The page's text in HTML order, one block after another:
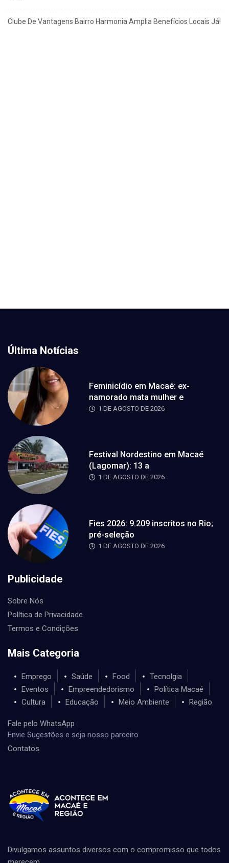
Clube De Vantagens Bairro Harmonia Amplia Benefícios Locais Já!
Última Notícias
Feminicídio em Macaé: ex-
namorado mata mulher e
1 DE AGOSTO DE 2026
Festival Nordestino em Macaé
(Lagomar): 13 a
1 DE AGOSTO DE 2026
Fies 2026: 9.209 inscritos no Rio;
pré-seleção
1 DE AGOSTO DE 2026
Publicidade
Sobre Nós
Política de Privacidade
Termos e Condições
Mais Categoria
Emprego Saúde Food
Tecnolgia
Eventos
Empreendedorismo
Política Macaé
Cultura
Educação Meio Ambiente Região
Fale pelo WhatsApp
Envie Sugestões e seja nosso parceiro
Contatos
Divulgamos assuntos diversos com o compromisso que todos